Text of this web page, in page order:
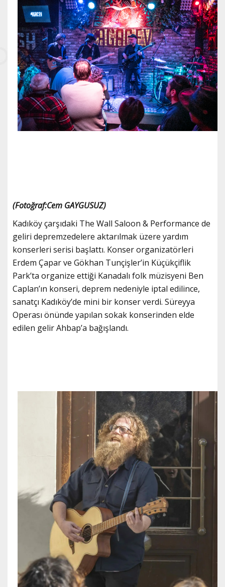
(Fotoğraf:Cem GAYGUSUZ)
Kadıköy çarşıdaki The Wall Saloon & Performance de
geliri depremzedelere aktarılmak üzere yardım
konserleri serisi başlattı. Konser organizatörleri
Erdem Çapar ve Gökhan Tunçişler’in Küçükçiflik
Park’ta organize ettiği Kanadalı folk müzisyeni Ben
Caplan’ın konseri, deprem nedeniyle iptal edilince,
sanatçı Kadıköy’de mini bir konser verdi. Süreyya
Operası önünde yapılan sokak konserinden elde
edilen gelir Ahbap’a bağışlandı.